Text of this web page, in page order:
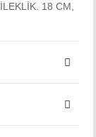
18 CM,